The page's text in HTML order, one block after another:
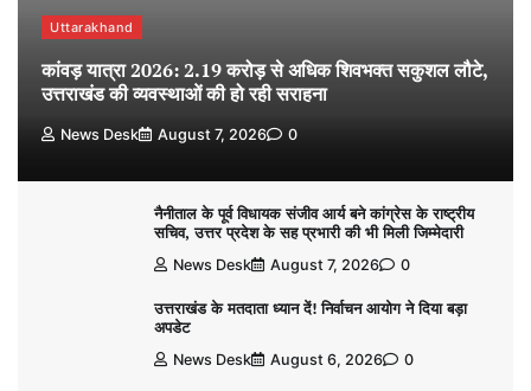
Uttarakhand
कांवड़ यात्रा 2026: 2.19 करोड़ से अधिक शिवभक्त सकुशल लौटे,
उत्तराखंड की व्यवस्थाओं की हो रही सराहना
News Desk August 7, 2026 0
नैनीताल के पूर्व विधायक संजीव आर्य बने कांग्रेस के राष्ट्रीय
सचिव, उत्तर प्रदेश के सह प्रभारी की भी मिली जिम्मेदारी
News Desk August 7, 2026 0
उत्तराखंड के मतदाता ध्यान दें! निर्वाचन आयोग ने दिया बड़ा
अपडेट
News Desk August 6, 2026 0